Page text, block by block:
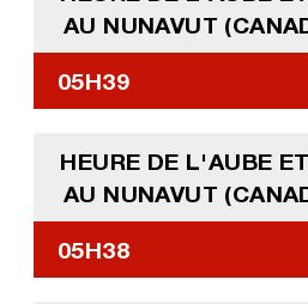
AU NUNAVUT
05H39
HEURE DE L'AUBE
AU NUNAVUT
05H38